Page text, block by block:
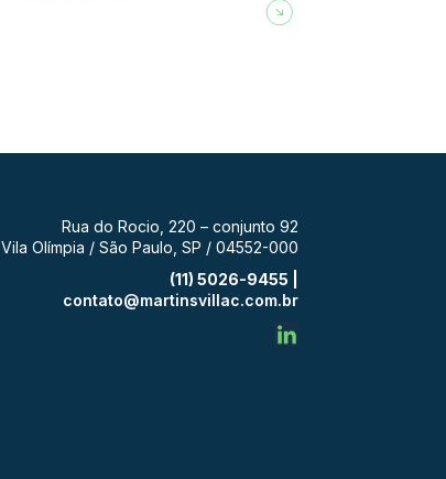
Rua do Rocio, 220 – conjunto 92
Vila Olímpia / São Paulo, SP / 04552-000
(11) 5026-9455 |
contato@martinsvillac.com.br